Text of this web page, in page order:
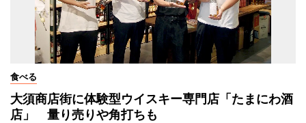
食べる
大須商店街に体験型ウイスキー専門店「たまにわ酒
店」 量り売りや角打ちも